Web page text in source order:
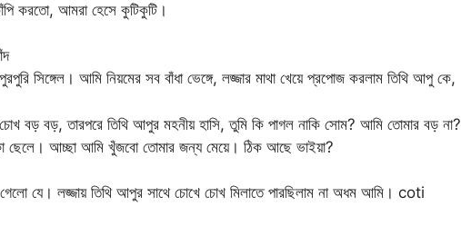
করতো, আমরা হেসে কুটিকুটি।
সিঙ্গেল। আমি নিয়মের সব বাঁধা ভেঙ্গে, লজ্জার মাথা খেয়ে প্রপোজ করলাম তিথি আপু কে,
বড় বড়, তারপরে তিথি আপুর মহনীয় হাসি, তুমি কি পাগল নাকি সোম? আমি তোমার বড় না?
ছেলে। আচ্ছা আমি খুঁজবো তোমার জন্য মেয়ে। ঠিক আছে ভাইয়া?
যে। লজ্জায় তিথি আপুর সাথে চোখে চোখ মিলাতে পারছিলাম না অধম আমি। coti